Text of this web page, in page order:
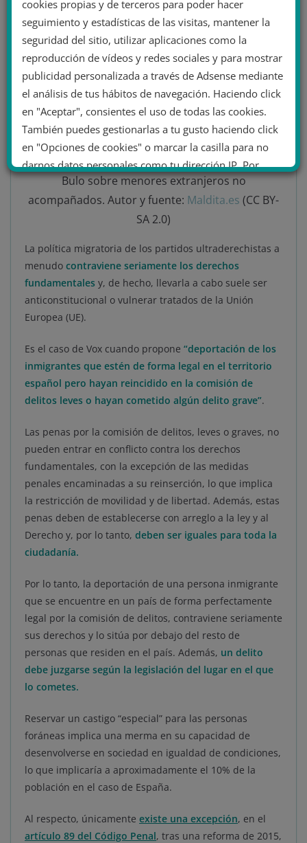
Inmigrantes,
ciudadanos de segunda
Bulo sobre menores extranjeros no
acompañados. Autor y fuente: Maldita.es (CC BY-
SA 2.0)
La política migratoria de los partidos ultraderechistas a
menudo contraviene seriamente los derechos
fundamentales y, de hecho, llevarla a cabo suele ser
anticonstitucional o vulnerar tratados de la Unión
Europea (UE).
Es el caso de Vox cuando propone “deportación de los
inmigrantes que estén de forma legal en el territorio
español pero hayan reincidido en la comisión de
delitos leves o hayan cometido algún delito grave”.
Las penas por la comisión de delitos, leves o graves, no
pueden entrar en conflicto contra los derechos
fundamentales, con la excepción de las medidas
penales encaminadas a su reinserción, lo que implica
la restricción de movilidad y de libertad. Además, estas
penas deben de establecerse con arreglo a la ley y al
Derecho y, por lo tanto, deben ser iguales para toda la
ciudadanía.
Por lo tanto, la deportación de una persona inmigrante
que se encuentre en un país de forma perfectamente
legal por la comisión de delitos, contraviene seriamente
sus derechos y lo sitúa por debajo del resto de
personas que residen en el país. Además, un delito
debe juzgarse según la legislación del lugar en el que
lo cometes.
Reservar un castigo “especial” para las personas
foráneas implica una merma en su capacidad de
desenvolverse en sociedad en igualdad de condiciones,
lo que implicaría a aproximadamente el 10% de la
población en el caso de España.
Al respecto, únicamente existe una excepción, en el
artículo 89 del Código Penal, tras una reforma de 2015,
cookies propias y de terceros para poder hacer
seguimiento y estadísticas de las visitas, mantener la
seguridad del sitio, utilizar aplicaciones como la
reproducción de vídeos y redes sociales y para mostrar
publicidad personalizada a través de Adsense mediante
el análisis de tus hábitos de navegación. Haciendo click
en "Aceptar", consientes el uso de todas las cookies.
También puedes gestionarlas a tu gusto haciendo click
en "Opciones de cookies" o marcar la casilla para no
darnos datos personales como tu dirección IP. Por
último, puedes leer nuestra Política de cookies.
No dar mi información personal
Opciones de cookies Aceptar cookies
Rechazar cookies Política de cookies